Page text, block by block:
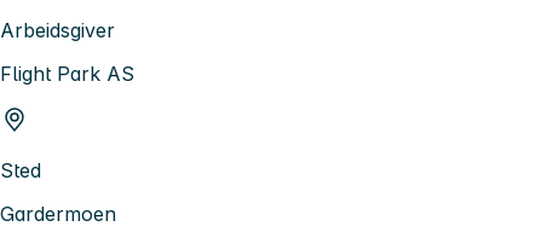
Arbeidsgiver
Flight Park AS
Sted
Gardermoen